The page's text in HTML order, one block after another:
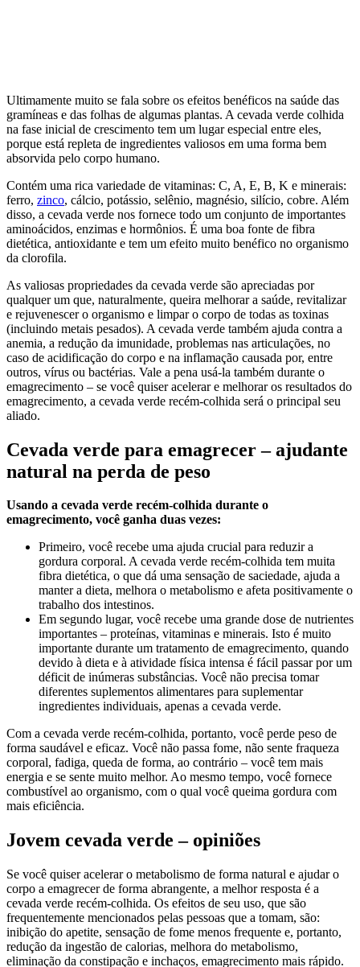
Ultimamente muito se fala sobre os efeitos benéficos na saúde das
gramíneas e das folhas de algumas plantas. A cevada verde colhida
na fase inicial de crescimento tem um lugar especial entre eles,
porque está repleta de ingredientes valiosos em uma forma bem
absorvida pelo corpo humano.
Contém uma rica variedade de vitaminas: C, A, E, B, K e minerais:
ferro, zinco, cálcio, potássio, selênio, magnésio, silício, cobre. Além
disso, a cevada verde nos fornece todo um conjunto de importantes
aminoácidos, enzimas e hormônios. É uma boa fonte de fibra
dietética, antioxidante e tem um efeito muito benéfico no organismo
da clorofila.
As valiosas propriedades da cevada verde são apreciadas por
qualquer um que, naturalmente, queira melhorar a saúde, revitalizar
e rejuvenescer o organismo e limpar o corpo de todas as toxinas
(incluindo metais pesados). A cevada verde também ajuda contra a
anemia, a redução da imunidade, problemas nas articulações, no
caso de acidificação do corpo e na inflamação causada por, entre
outros, vírus ou bactérias. Vale a pena usá-la também durante o
emagrecimento – se você quiser acelerar e melhorar os resultados do
emagrecimento, a cevada verde recém-colhida será o principal seu
aliado.
Cevada verde para emagrecer – ajudante
natural na perda de peso
Usando a cevada verde recém-colhida durante o
emagrecimento, você ganha duas vezes:
Primeiro, você recebe uma ajuda crucial para reduzir a
gordura corporal. A cevada verde recém-colhida tem muita
fibra dietética, o que dá uma sensação de saciedade, ajuda a
manter a dieta, melhora o metabolismo e afeta positivamente o
trabalho dos intestinos.
Em segundo lugar, você recebe uma grande dose de nutrientes
importantes – proteínas, vitaminas e minerais. Isto é muito
importante durante um tratamento de emagrecimento, quando
devido à dieta e à atividade física intensa é fácil passar por um
déficit de inúmeras substâncias. Você não precisa tomar
diferentes suplementos alimentares para suplementar
ingredientes individuais, apenas a cevada verde.
Com a cevada verde recém-colhida, portanto, você perde peso de
forma saudável e eficaz. Você não passa fome, não sente fraqueza
corporal, fadiga, queda de forma, ao contrário – você tem mais
energia e se sente muito melhor. Ao mesmo tempo, você fornece
combustível ao organismo, com o qual você queima gordura com
mais eficiência.
Jovem cevada verde – opiniões
Se você quiser acelerar o metabolismo de forma natural e ajudar o
corpo a emagrecer de forma abrangente, a melhor resposta é a
cevada verde recém-colhida. Os efeitos de seu uso, que são
frequentemente mencionados pelas pessoas que a tomam, são:
inibição do apetite, sensação de fome menos frequente e, portanto,
redução da ingestão de calorias, melhora do metabolismo,
eliminação da constipação e inchaços, emagrecimento mais rápido.